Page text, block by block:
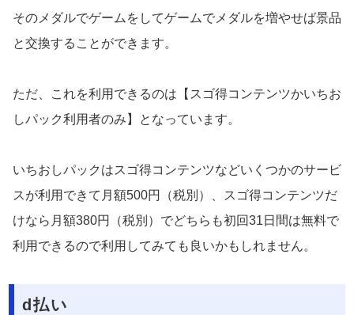
そのメダルでゲームをしてゲームでメダルを増やせば景品
と交換することができます。
ただ、これを利用できるのは【スゴ得コンテンツかいちお
しパック利用者のみ】となっています。
いちおしパックはスゴ得コンテンツなどいくつかのサービ
スが利用できて月額500円（税別）、スゴ得コンテンツだ
けなら月額380円（税別）でどちらも初回31日間は無料で
利用できるので利用してみても良いかもしれません。
d払い